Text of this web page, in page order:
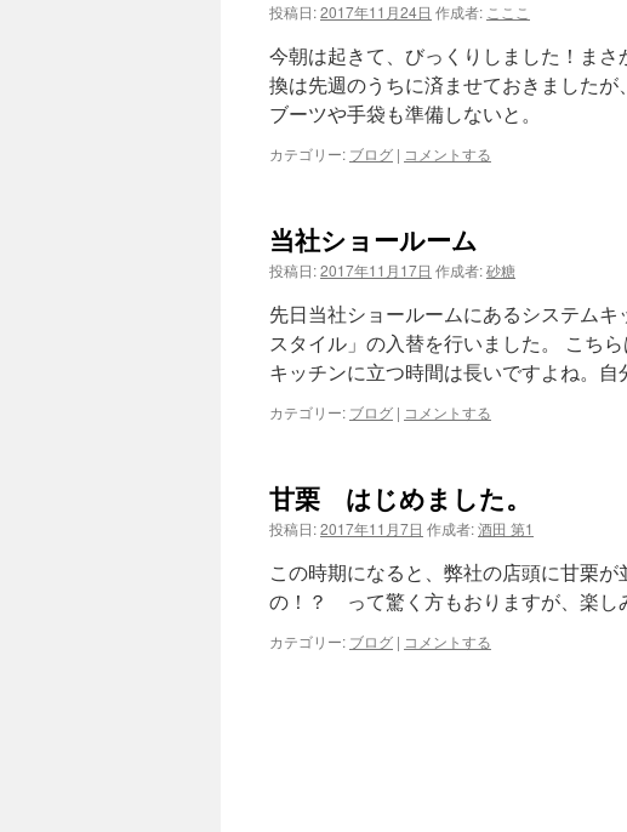
投稿日:2017年11月24日 作成者: こここ
今朝は起きて、びっくりしました！ま
換は先週のうちに済ませておきましたが
ブーツや手袋も準備しないと。
カテゴリー: ブログ | コメントする
当社ショールーム
投稿日:2017年11月17日 作成者:砂糖
先日当社ショールームにあるシステム
スタイル」の入替を行いました。 こち
キッチンに立つ時間は長いですよね。
カテゴリー: ブログ | コメントする
甘栗 はじめました。
投稿日:2017年11月7日 作成者:酒田 第1
この時期になると、弊社の店頭に
の！？ って驚く方もおりますが、楽し
カテゴリー: ブログ | コメントする